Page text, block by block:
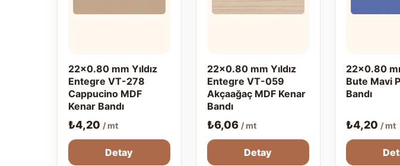
22x0.80 mm Yıldız
Entegre VT-278
Cappucino MDF
Kenar Bandı
₺4,20 / mt
Detay
22x0.80 mm Yıldız
Entegre VT-059
Akçaağaç MDF Kenar
Bandı
₺6,06 / mt
Detay
22x0.80
Bute Mavi
Bandı
₺4,20 / mt